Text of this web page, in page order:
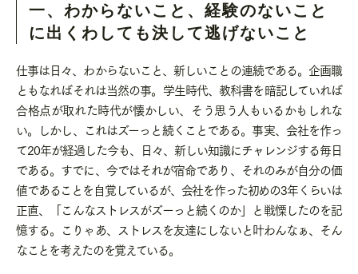
一、わからないこと、経験のないこと
に出くわしても決して逃げないこと
仕事は日々、わからないこと、新しいことの連続である。企画職
ともなればそれは当然の事。学生時代、教科書を暗記していれば
合格点が取れた時代が懐かしい、そう思う人もいるかもしれな
い。しかし、これはズーっと続くことである。事実、会社を作っ
て20年が経過した今も、日々、新しい知識にチャレンジする毎日
である。すでに、今ではそれが宿命であり、それのみが自分の価
値であることを自覚しているが、会社を作った初めの3年くらいは
正直、「こんなストレスがズーっと続くのか」と戦慄したのを記
憶する。こりゃあ、ストレスを友達にしないと叶わんなぁ、そん
なことを考えたのを覚えている。